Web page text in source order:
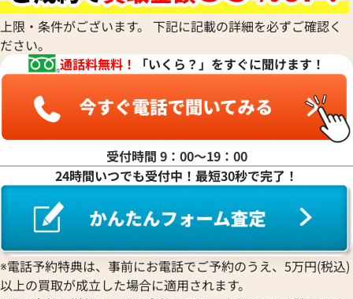
ウォルサム
HUBLOT
ウブロ
ETERNA
エテルナ
EDOX
エドックス
EBERHARD
エベラール
EBEL
エベル
EPOS
Hermes
エルメス
Chronoswiss
クロノスイス
GUCCI
グッチ
Graham
グラハム
グランドセイコー
CORUM
コルム
Concord
コンコルド
ショーメ
Jacob & Co.
ジェイコブ
Gerald Genta
ジェラルド・ジェンタ
Jaeger-LeCoultre
ジャケ・ドロー
Girard-Perregaux
ジラール・ペルゴ
Sinn
ジン
STOWA
ストーヴァ
パネライ
Parmigiani Fleurier
パルミジャーニ・フルリエ
Piaget
PIERRE KUNZ
ピエール・クンツ
FRANCK MULLER
フランク ミュラー
BOUCHERON
ブシュロン
BREITLING
ブライトリング
Blancpain
ブランパン
BVLGARI
ルイ・ヴィトン
Luminox
ルミノックス
Ressence
ROGER DUBUIS
ロジェ・デュブイ
ROLEX
ロレックス
LONGINES
ロンジン
上限・条件がございます。 下記に記載の詳細を必ずご確認く
ださい。
通話料無料！
「いくら？」をすぐに聞けます！
受付時間 9：00〜19：00
24時間いつでも受付中！最短30秒で完了！
※電話予約特典は、事前にお電話でご予約のうえ、5万円(税込)
以上の買取が成立した場合に適用されます。